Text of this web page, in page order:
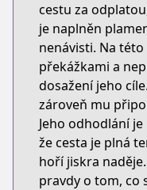
cestu za
je naplněn
nenávisti. Na
překážkami a
dosažení jeho
zároveň mu
Jeho odhodlání
že cesta je plná
hoří jiskra
pravdy o tom, co